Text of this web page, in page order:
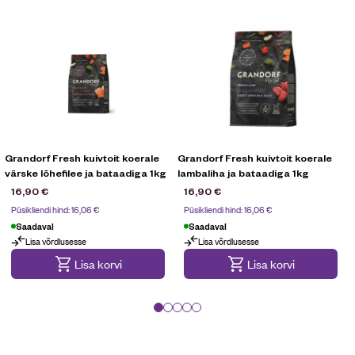
Grandorf Fresh kuivtoit koerale
värske lõhefilee ja bataadiga 1kg
16,90€
Püsikliendi hind:16,06€
Saadaval
Lisa võrdlusesse
Lisa korvi
Grandorf Fresh kuivtoit koerale
lambaliha ja bataadiga 1kg
16,90€
Püsikliendi hind:16,06€
Saadaval
Lisa võrdlusesse
Lisa korvi